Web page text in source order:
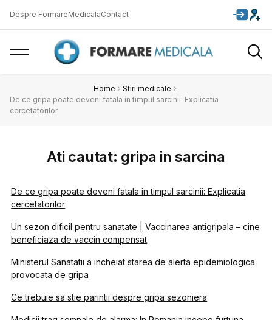
Despre FormareMedicalaContact
Home
Stiri medicale
De ce gripa poate deveni fatala in timpul sarcinii: Explicatia
cercetatorilor
Ati cautat: gripa in sarcina
De ce gripa poate deveni fatala in timpul sarcinii: Explicatia
cercetatorilor
Un sezon dificil pentru sanatate | Vaccinarea antigripala – cine
beneficiaza de vaccin compensat
Ministerul Sanatatii a incheiat starea de alerta epidemiologica
provocata de gripa
Ce trebuie sa stie parintii despre gripa sezoniera